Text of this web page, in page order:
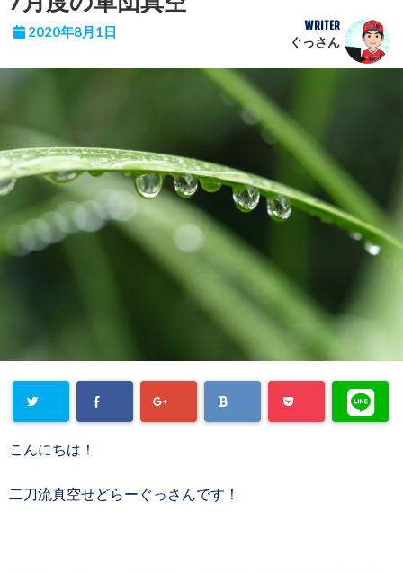
2020年8月1日 WRITER
ぐっさん
こんにちは！
二刀流真空せどらーぐっさんです！